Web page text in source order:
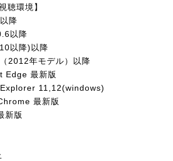
聴環境】
以降
以降
以降) 以降
2012年モデル）以降
Edge 最新版
11,12(windows)
最新版
新版